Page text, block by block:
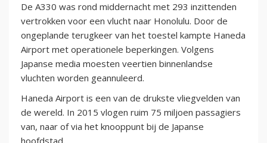
De A330 was rond middernacht met 293 inzittenden
vertrokken voor een vlucht naar Honolulu. Door de
ongeplande terugkeer van het toestel kampte Haneda
Airport met operationele beperkingen. Volgens
Japanse media moesten veertien binnenlandse
vluchten worden geannuleerd.
Haneda Airport is een van de drukste vliegvelden van
de wereld. In 2015 vlogen ruim 75 miljoen passagiers
van, naar of via het knooppunt bij de Japanse